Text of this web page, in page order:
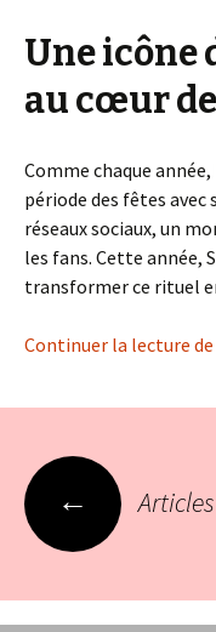
Une icône
au cœur
Comme chaque
période des fêtes avec
réseaux sociaux, un
les fans. Cette année,
transformer ce rituel
Continuer la lecture de
des
←